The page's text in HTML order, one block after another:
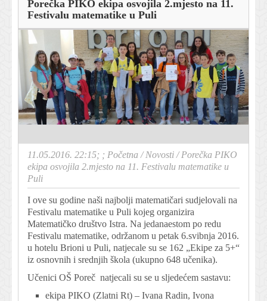
Porečka PIKO ekipa osvojila 2.mjesto na 11.
Festivalu matematike u Puli
11.05.2016. 22:15; ; Početna /Novosti /Porečka PIKO
ekipa osvojila 2.mjesto na 11. Festivalu matematike u
Puli
I ove su godine naši najbolji matematičari sudjelovali na
Festivalu matematike u Puli kojeg organizira
Matematičko društvo Istra. Na jedanaestom po redu
Festivalu matematike, održanom u petak 6.svibnja 2016.
u hotelu Brioni u Puli, natjecale su se 162 „Ekipe za 5+“
iz osnovnih i srednjih škola (ukupno 648 učenika).
Učenici OŠ Poreč natjecali su se u sljedećem sastavu:
ekipa PIKO (Zlatni Rt) – Ivana Radin, Ivona